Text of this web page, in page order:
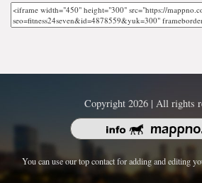
Copyright 2026 | All rights
You can use our top contact for adding and editing